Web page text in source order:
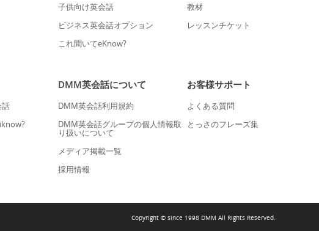
子供向け英会話
ビジネス英会話オプション
これ聞いてeKnow?
教材
レッスンチケット
DMM英会話について
DMM英会話利用規約
DMM英会話グループの個人情報取
り扱いについて
メディア掲載一覧
採用情報
お客様サポート
よくある質問
とっさのフレーズ集
Copyright © since 1998 DMM All Rights Reserved.